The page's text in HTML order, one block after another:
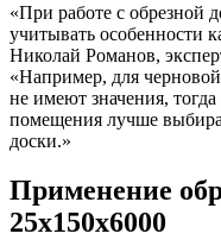
«При работе с обрезной
учитывать особенности
Николай Романов,
«Например, для
не имеют значения,
помещения лучше
доски.»
Применение
25х150х6000